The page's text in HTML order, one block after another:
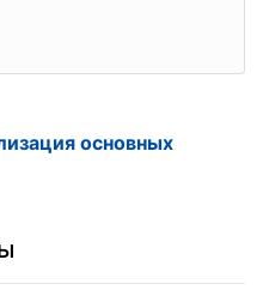
основных